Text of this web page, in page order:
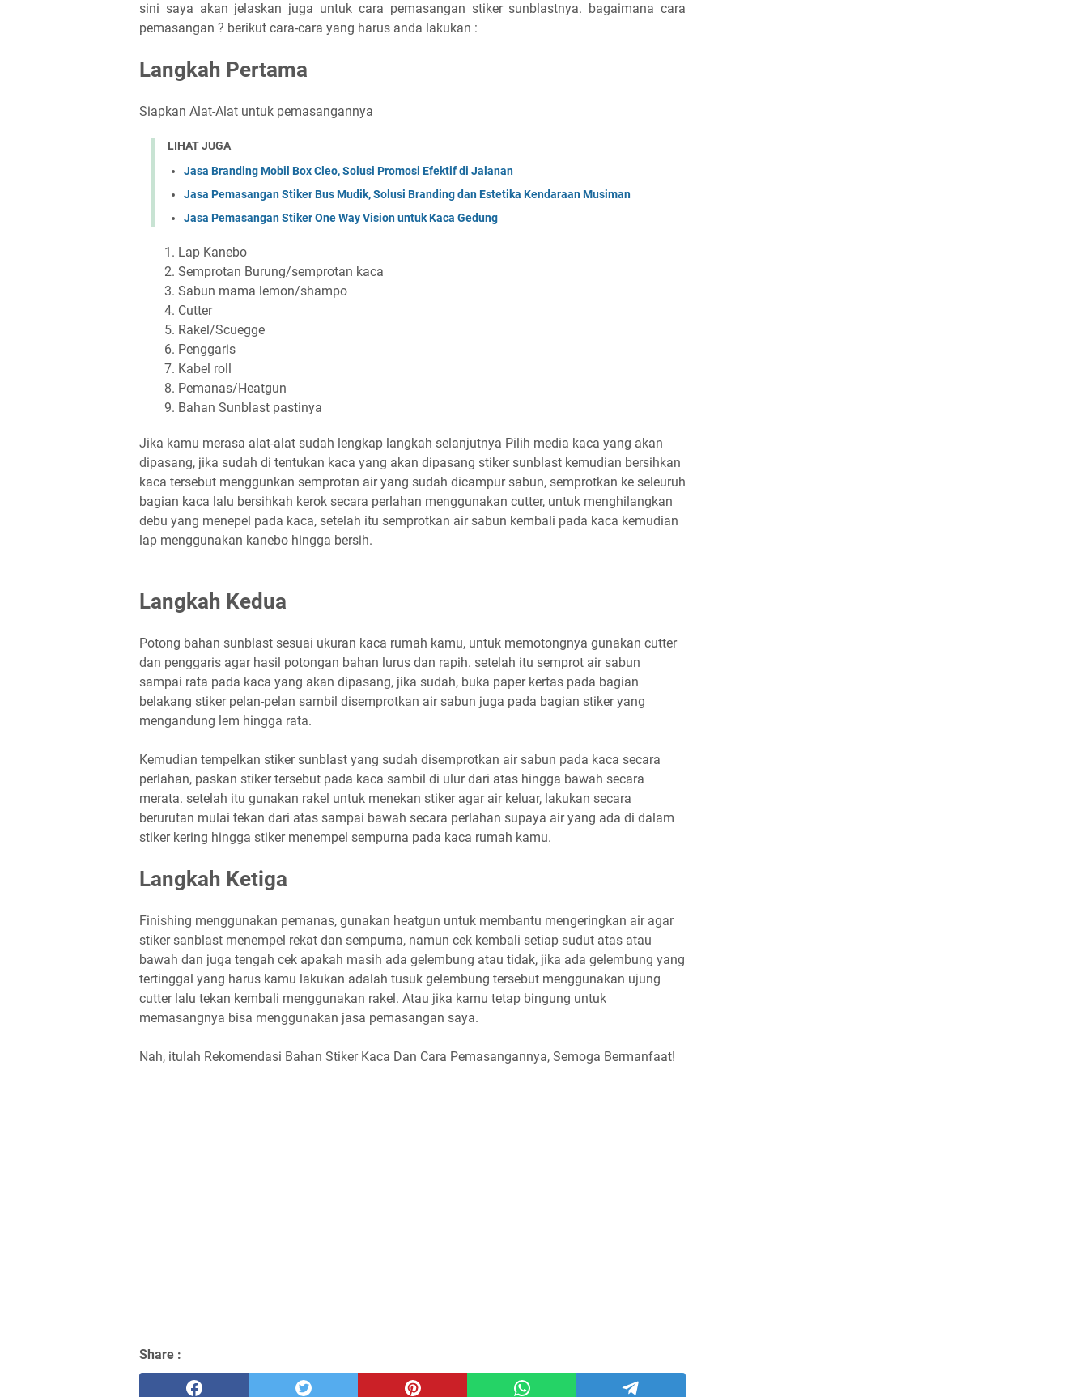
sini saya akan jelaskan juga untuk cara pemasangan stiker sunblastnya. bagaimana cara
pemasangan ? berikut cara-cara yang harus anda lakukan :
Langkah Pertama
Siapkan Alat-Alat untuk pemasangannya
LIHAT JUGA
Jasa Branding Mobil Box Cleo, Solusi Promosi Efektif di Jalanan
Jasa Pemasangan Stiker Bus Mudik, Solusi Branding dan Estetika Kendaraan Musiman
Jasa Pemasangan Stiker One Way Vision untuk Kaca Gedung
Lap Kanebo
Semprotan Burung/semprotan kaca
Sabun mama lemon/shampo
Cutter
Rakel/Scuegge
Penggaris
Kabel roll
Pemanas/Heatgun
Bahan Sunblast pastinya
Jika kamu merasa alat-alat sudah lengkap langkah selanjutnya Pilih media kaca yang akan
dipasang, jika sudah di tentukan kaca yang akan dipasang stiker sunblast kemudian bersihkan
kaca tersebut menggunkan semprotan air yang sudah dicampur sabun, semprotkan ke seleuruh
bagian kaca lalu bersihkah kerok secara perlahan menggunakan cutter, untuk menghilangkan
debu yang menepel pada kaca, setelah itu semprotkan air sabun kembali pada kaca kemudian
lap menggunakan kanebo hingga bersih.
Langkah Kedua
Potong bahan sunblast sesuai ukuran kaca rumah kamu, untuk memotongnya gunakan cutter
dan penggaris agar hasil potongan bahan lurus dan rapih. setelah itu semprot air sabun
sampai rata pada kaca yang akan dipasang, jika sudah, buka paper kertas pada bagian
belakang stiker pelan-pelan sambil disemprotkan air sabun juga pada bagian stiker yang
mengandung lem hingga rata.
Kemudian tempelkan stiker sunblast yang sudah disemprotkan air sabun pada kaca secara
perlahan, paskan stiker tersebut pada kaca sambil di ulur dari atas hingga bawah secara
merata. setelah itu gunakan rakel untuk menekan stiker agar air keluar, lakukan secara
berurutan mulai tekan dari atas sampai bawah secara perlahan supaya air yang ada di dalam
stiker kering hingga stiker menempel sempurna pada kaca rumah kamu.
Langkah Ketiga
Finishing menggunakan pemanas, gunakan heatgun untuk membantu mengeringkan air agar
stiker sanblast menempel rekat dan sempurna, namun cek kembali setiap sudut atas atau
bawah dan juga tengah cek apakah masih ada gelembung atau tidak, jika ada gelembung yang
tertinggal yang harus kamu lakukan adalah tusuk gelembung tersebut menggunakan ujung
cutter lalu tekan kembali menggunakan rakel. Atau jika kamu tetap bingung untuk
memasangnya bisa menggunakan jasa pemasangan saya.
Nah, itulah Rekomendasi Bahan Stiker Kaca Dan Cara Pemasangannya, Semoga Bermanfaat!
Share :